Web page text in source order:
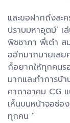
และขอฝากถึงละ
ปราบมหาอุตม์’
พิชชาภา พี่เต๋า ส
ออีกมากมายเลย
ก็อยากให้ทุกคน
มากและทำการบ้
คาถาอาคม CG
เห็นบนหน้าจอช่อ
ทุกคน ”